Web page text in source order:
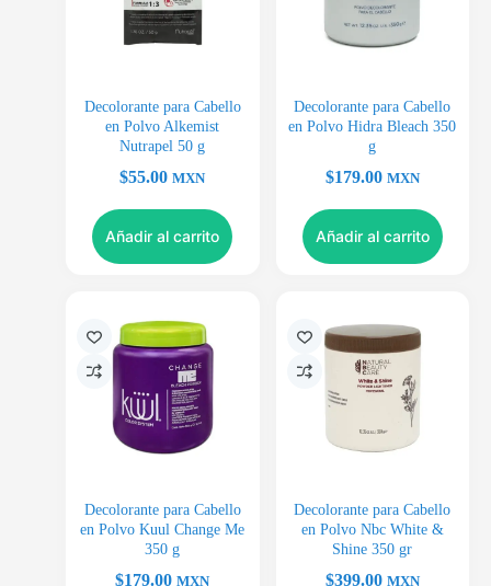
Decolorante para Cabello
en Polvo Alkemist
Nutrapel 50 g
$55.00 MXN
Añadir al carrito
Decolorante para Cabello
en Polvo Hidra Bleach 350
g
$179.00 MXN
Añadir al carrito
Decolorante para Cabello
en Polvo Kuul Change Me
350 g
$179.00 MXN
Decolorante para Cabello
en Polvo Nbc White &
Shine 350 gr
$399.00 MXN